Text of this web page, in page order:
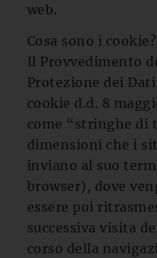
web.
Cosa sono i cookie?
Il Provvedimento
Protezione dei
cookie d.d. 8
come “stringhe di
dimensioni che i
inviano al suo
browser), dove
essere poi
successiva visita
corso della